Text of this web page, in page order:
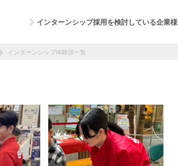
インターンシップ採用を検討している企業
インターンシップ体験談一覧